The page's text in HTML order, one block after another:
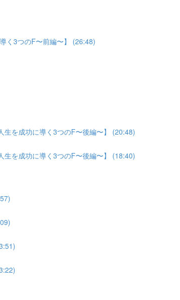
く3つのF〜前編〜】 (26:48)
生を成功に導く3つのF〜後編〜】 (20:48)
生を成功に導く3つのF〜後編〜】 (18:40)